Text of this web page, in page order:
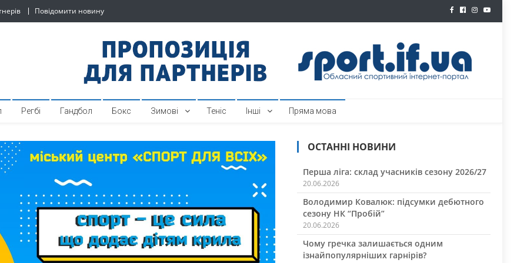
Повідомити новину
спортивний інтернет-портал
Регбі Гандбол Бокс Зимові Теніс Інші Пряма мова
ОСТАННІ НОВИНИ
Перша ліга: склад учасників сезону 2026/27
20.06.2026
Володимир Ковалюк: підсумки дебютного
сезону НК “Пробій”
20.06.2026
Чому гречка залишається одним
ізнайпопулярніших гарнірів?